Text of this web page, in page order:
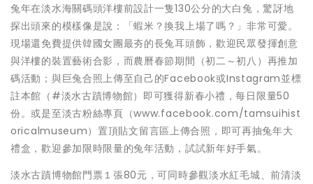
兔年在淡水海關碼頭洋樓前設計一隻130公分的大白兔，驚訝地
探出頭來的模樣像是說：「蝦米？換我上場了嗎？」非常可愛。
現場還免費提供韓國女團最夯的長兔耳頭飾，歡迎民眾發揮創意
與洋樓的裝置藝術合影，而農曆春節期間（初二～初八）再推加
碼活動；與巨兔合照上傳至自己的Facebook或Instagram並標
註本館（#淡水古蹟博物館）即可獲得新春小禮，每日限量50
份。或是至淡古粉絲專頁（www.facebook.com/tamsuihist
oricalmuseum）置頂貼文留言區上傳合照，即可再抽兔年大
禮盒，歡迎參加限時限量的兔年活動，試試新年好手氣。
淡水古蹟博物館門票１張80元，可同時參觀淡水紅毛城、前清淡